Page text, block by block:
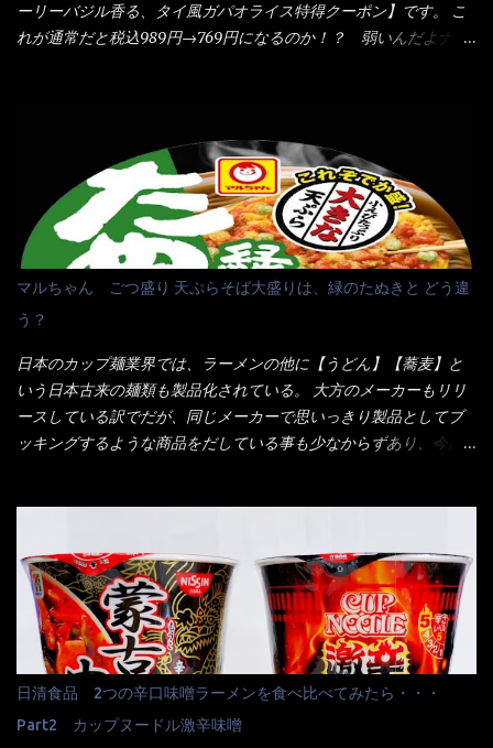
だよ） それに細ストレート麺とモヤシが良いバランスで・・・
韮の緑と卵の黄色も相まって・・・映える...
度認識できました。
ーリーバジル香る、タイ風ガパオライス特得クーポン】です。 こ
れが通常だと税込989円→769円になるのか！？ 弱いんだよナァ
に行っても同じメニュー同じ味のファミレスには行きません。 最
近は、ステーキガストに試しに行ったぐらいです。（肉が喰いた
くて） しかし最近のファミレスは合理化が進み、店員さんもフロ
ア担当は2人程度しか居ないんだよねぇ～ それに注文はタッチパ
ネル！！ 凄いよなぁ～ 20年位前は、フロア担当だけでも5人は
居たと思うけど・・・ 判らず店員さんを呼ぶピンポンを・・・ク
ーポンなんだけどと伝えると、丁寧にタッチパネルで～と教えて
くれたが、何故かタッチパネルがクーポンを受け付けない！！ 店
員さんも、アレー？といいながら私が受け付けますので・・・と
消えていった。 タッチパネルのやつ、安いのは嫌うんだな！？こ
のヤロー！ 待つ事暫し・・・10分は越えたと思うけど・・・出て
来ました。 こちらが本日のサラメシ【ホーリーバジル香る、タイ
く行きましたねぇ～ だからタイ料理屋さんには、辛味剤・酢・ナ
いた）が料理に必ず付いてきたものです。 でも流石にファミレ
スでは・・・それは無いね！残念だ～ 今回はすかいらーくグルー
プで、タイ料理をどの様に再現して提供しているか？を見るだけ
だなぁ～ 因みにガパオ＝ホーリーバジルなのです。 肉は通常チ
キンが多く豚や牛もあります。 肉は挽肉みたいなミンチではな
く、粗挽きの肉になるんです。 それに現地バンコクでは、卵は固
焼きが本来です。 今回はほぼ全熟の目玉焼きで、これは日本風
マルちゃん ごつ盛り 天ぷらそば大盛りは、緑のたぬきと どう違
う？
日本のカップ麺業界では、ラーメンの他に【うどん】【蕎麦】と
いう日本古来の麺類も製品化されている。 大方のメーカーもリリ
ースしている訳でだが、同じメーカーで思いっきり製品としてブ
ッキングするような商品をだしている事も少なからずあり、今回
ている訳で何故に敢えて本商品をリリースするの？ 確かに販売価
格は、緑のたぬきの実売は108円位で、ごつ盛り天ぷらそばは98円
でした。 殆ど変わらないじゃないか！？ そこで何が違うか・・・
メーカーHPから情報を得てみた。 ■原材料 比較（相手に含まれ
て居ない物質を赤色） ☆緑のたぬき 油揚げめん(小麦粉(国内製
造)、そば粉、植物油脂、植物性たん白、食塩、とろろ芋、卵白)、
かやく(小えびてんぷら、 かまぼこ )、添付調味料(砂糖、食塩、し
ょうゆ、魚介エキス、たん白加水分解物、香辛料、ねぎ、香味油
日清食品 2つの辛口味噌ラーメンを食べ比べてみたら・・・
Part2 カップヌードル激辛味噌